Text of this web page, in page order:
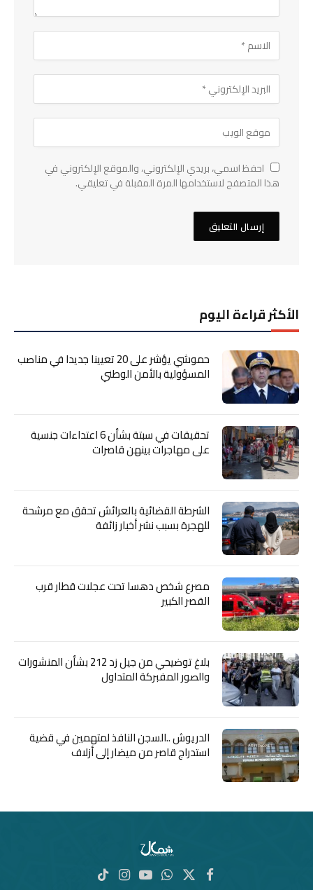
احفظ اسمي، بريدي الإلكتروني، والموقع الإلكتروني في
هذا المتصفح لاستخدامها المرة المقبلة في تعليقي.
الأكثر قراءة اليوم
حموشي يؤشر على 20 تعيينا جديدا في مناصب
المسؤولية بالأمن الوطني
تحقيقات في سبتة بشأن 6 اعتداءات جنسية
على مهاجرات بينهن قاصرات
الشرطة القضائية بالعرائش تحقق مع مرشحة
للهجرة بسبب نشر أخبار زائفة
مصرع شخص دهسا تحت عجلات قطار قرب
القصر الكبير
بلاغ توضيحي من جيل زد 212 بشأن المنشورات
والصور المفبركة المتداول
الدريوش ..السجن النافذ لمتهمين في قضية
استدراج قاصر من ميضار إلى أزلاف
فيسبوك
X
واتسابيوتيوبالانستغرامتيكتوك